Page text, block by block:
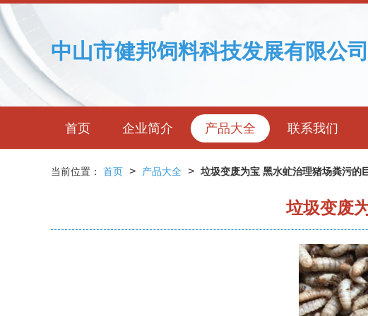
中山市健邦饲料科技发展有限公司
首页 企业简介 产品大全 联系我们
当前位置： 首页 > 产品大全 > 垃圾变废为宝 黑水虻治理猪场粪污的
垃圾变废